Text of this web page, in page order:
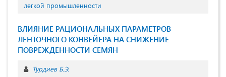
легкой промышленности
ВЛИЯНИЕ РАЦИОНАЛЬНЫХ ПАРАМЕТРОВ
ЛЕНТОЧНОГО КОНВЕЙЕРА НА СНИЖЕНИЕ
ПОВРЕЖДЕННОСТИ СЕМЯН
Турдиев Б.Э.